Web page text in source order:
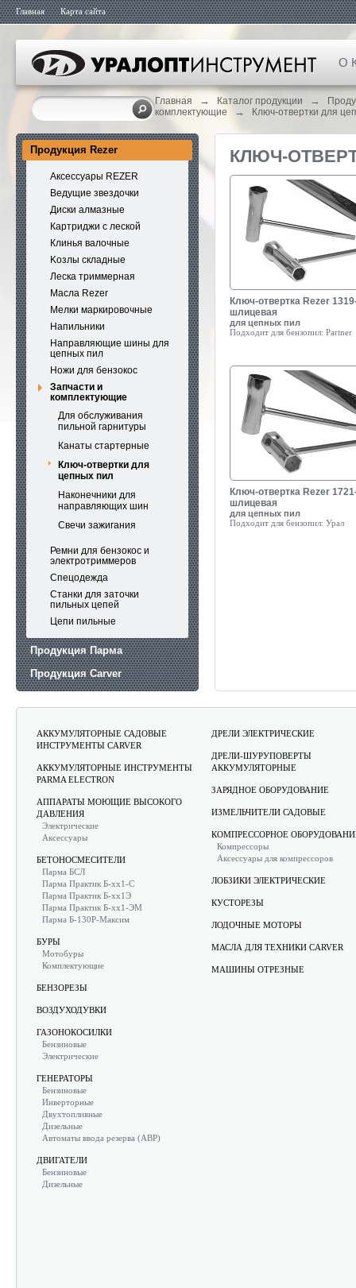
Главная Карта сайта
О
Главная → Каталог продукции →
комплектующие
→ Ключ-отвертки для
Продукция Rezer
Аксессуары REZER
Ведущие звездочки
Диски алмазные
Картриджи с леской
Клинья валочные
Kозлы складные
Леска триммерная
Масла Rezer
Мелки маркировочные
Напильники
Направляющие шины для
цепных пил
Ножи для бензокос
Запчасти и
комплектующие
Для обслуживания
пильной гарнитуры
Канаты стартерные
Ключ-отвертки для
цепных пил
Наконечники для
направляющих шин
Свечи зажигания
Ремни для бензокос и
электротриммеров
Спецодежда
Станки для заточки
пильных цепей
Цепи пильные
Продукция Парма
Продукция Carver
КЛЮЧ-
Ключ-отвертка Rezer
шлицевая
для цепных пил
Подходит для бензопил: Partner
Ключ-отвертка Rezer
шлицевая
для цепных пил
Подходит для бензопил: Урал
АККУМУЛЯТОРНЫЕ САДОВЫЕ
ИНСТРУМЕНТЫ CARVER
АККУМУЛЯТОРНЫЕ ИНСТРУМЕНТЫ
PARMA ELECTRON
АППАРАТЫ МОЮЩИЕ ВЫСОКОГО
ДАВЛЕНИЯ
Электрические
Аксессуары
БЕТОНОСМЕСИТЕЛИ
Парма БСЛ
Парма Практик Б-хх1-С
Парма Практик Б-хх1Э
Парма Практик Б-хх1-ЭМ
Парма Б-130Р-Максим
БУРЫ
Мотобуры
Комплектующие
БЕНЗОРЕЗЫ
ВОЗДУХОДУВКИ
ГАЗОНОКОСИЛКИ
Бензиновые
Электрические
ГЕНЕРАТОРЫ
Бензиновые
Инверторные
Двухтопливные
Дизельные
Автоматы ввода резерва (АВР)
ДВИГАТЕЛИ
Бензиновые
Дизельные
ДРЕЛИ ЭЛЕКТРИЧЕСКИЕ
ДРЕЛИ-ШУРУПОВЕРТЫ
АККУМУЛЯТОРНЫЕ
ЗАРЯДНОЕ ОБОРУДОВАНИЕ
ИЗМЕЛЬЧИТЕЛИ САДОВЫЕ
КОМПРЕССОРНОЕ
Компрессоры
Аксессуары для компрессоров
ЛОБЗИКИ ЭЛЕКТРИЧЕСКИЕ
КУСТОРЕЗЫ
ЛОДОЧНЫЕ МОТОРЫ
МАСЛА ДЛЯ ТЕХНИКИ CARVER
МАШИНЫ ОТРЕЗНЫЕ